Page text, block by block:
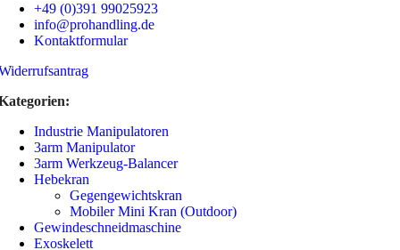
+49 (0)391 99025923
info@prohandling.de
Kontaktformular
Industrie Manipulatoren
3arm Manipulator
3arm Werkzeug-Balancer
Hebekran
Gegengewichtskran
Mobiler Mini Kran (Outdoor)
Gewindeschneidmaschine
Exoskelett